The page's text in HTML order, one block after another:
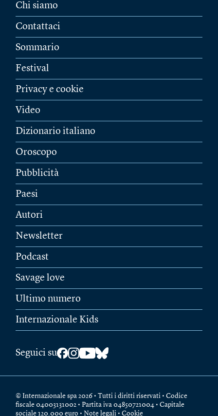
Chi siamo
Contattaci
Sommario
Festival
Privacy e cookie
Video
Dizionario italiano
Oroscopo
Pubblicità
Paesi
Autori
Newsletter
Podcast
Savage love
Ultimo numero
Internazionale Kids
Seguici su
© Internazionale spa 2026 • Tutti i diritti riservati • Codice
fiscale 04003131002 • Partita iva 04850721004 • Capitale
sociale 120.000 euro • Note legali • Cookie